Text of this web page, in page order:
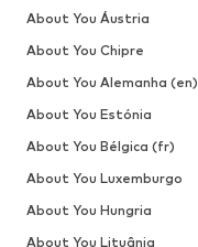
About You Áustria
About You Chipre
About You Alemanha (en)
About You Estónia
About You Bélgica (fr)
About You Luxemburgo
About You Hungria
About You Lituânia